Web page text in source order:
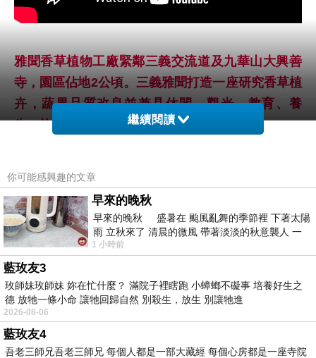
雅聞香草植物工廠緊鄰三義交流道及九華山大興善
寺，園區佔地2公頃。三義雅聞打造一座研究香草植
卉，蔬果品質改良並兼具休閒、觀光、教育、養
生、旅遊功能的雅聞香草植物工廠。
環控、LED及層架式栽種，數百種香草、溫室蔬果
培育、生機蔬菜體驗，讓遊客體驗一趟兼具感性、
知性、科技、人文、藝術的心靈之旅。
繼續閱讀
你可能感興趣的文章
早來的晚秋
早來的晚秋 盛暑在 颱風亂舞的季節裡 下著太陽
雨 立秋來了 清晨的微風 帶著淡淡的秋意襲人 一
下子 又被赤
1 小時前
藍玫友3
玫師妹玫師妹 妳在忙什麼？ 滿院子裡瞎跑 小蟑螂不礙事 培養好生之
德 放牠一條小命 讓牠回歸自然 別殺生，放生 別讓牠進
2026-08-06
藍玫友4
吾老三師兄吾老三師兄 每個人都是一部大藏經 每個心房都是一座寺院